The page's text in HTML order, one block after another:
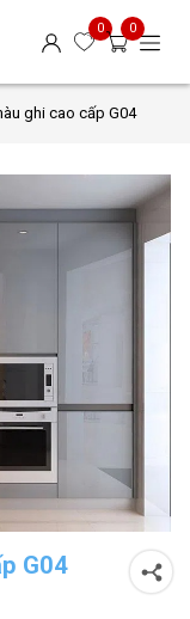
0 0
ghi cao cấp G04
G04